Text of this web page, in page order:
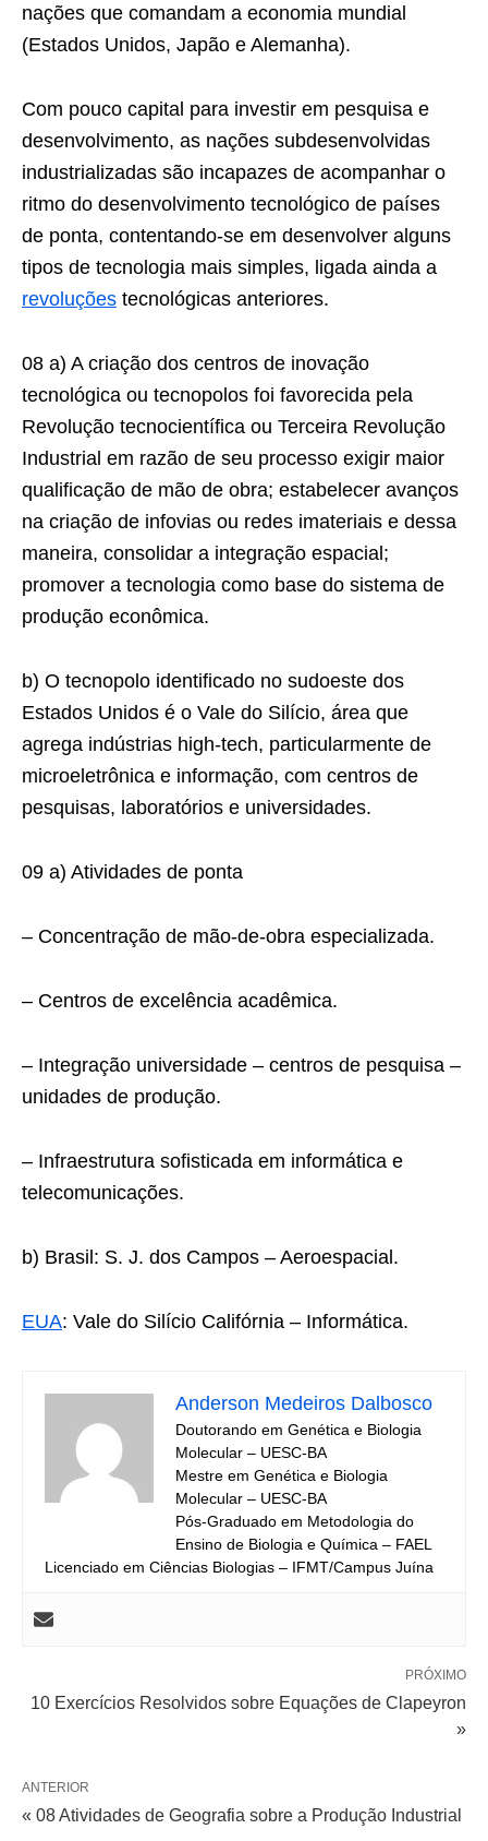
nações que comandam a economia mundial
(Estados Unidos, Japão e Alemanha).
Com pouco capital para investir em pesquisa e
desenvolvimento, as nações subdesenvolvidas
industrializadas são incapazes de acompanhar o
ritmo do desenvolvimento tecnológico de países
de ponta, contentando-se em desenvolver alguns
tipos de tecnologia mais simples, ligada ainda a
revoluções tecnológicas anteriores.
08 a) A criação dos centros de inovação
tecnológica ou tecnopolos foi favorecida pela
Revolução tecnocientífica ou Terceira Revolução
Industrial em razão de seu processo exigir maior
qualificação de mão de obra; estabelecer avanços
na criação de infovias ou redes imateriais e dessa
maneira, consolidar a integração espacial;
promover a tecnologia como base do sistema de
produção econômica.
b) O tecnopolo identificado no sudoeste dos
Estados Unidos é o Vale do Silício, área que
agrega indústrias high-tech, particularmente de
microeletrônica e informação, com centros de
pesquisas, laboratórios e universidades.
09 a) Atividades de ponta
– Concentração de mão-de-obra especializada.
– Centros de excelência acadêmica.
– Integração universidade – centros de pesquisa –
unidades de produção.
– Infraestrutura sofisticada em informática e
telecomunicações.
b) Brasil: S. J. dos Campos – Aeroespacial.
EUA: Vale do Silício Califórnia – Informática.
Anderson Medeiros Dalbosco
Doutorando em Genética e Biologia
Molecular – UESC-BA
Mestre em Genética e Biologia
Molecular – UESC-BA
Pós-Graduado em Metodologia do
Ensino de Biologia e Química – FAEL
Licenciado em Ciências Biologias – IFMT/Campus Juína
PRÓXIMO
10 Exercícios Resolvidos sobre Equações de Clapeyron
»
ANTERIOR
« 08 Atividades de Geografia sobre a Produção Industrial